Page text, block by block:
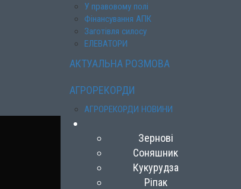
У правовому полі
Фінансування АПК
Заготівля силосу
ЕЛЕВАТОРИ
АКТУАЛЬНА РОЗМОВА
АГРОРЕКОРДИ
АГРОРЕКОРДИ НОВИНИ
Зернові
Соняшник
Кукурудза
Ріпак